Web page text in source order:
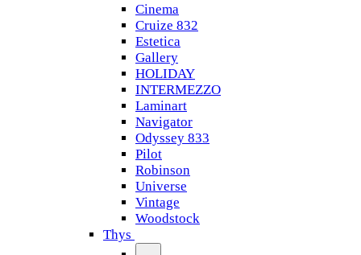
Cinema
Cruize 832
Estetica
Gallery
HOLIDAY
INTERMEZZO
Laminart
Navigator
Odyssey 833
Pilot
Robinson
Universe
Vintage
Woodstock
Thys